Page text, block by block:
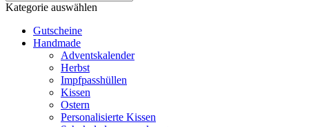
Kategorie auswählen
Gutscheine
Handmade
Adventskalender
Herbst
Impfpasshüllen
Kissen
Ostern
Personalisierte Kissen